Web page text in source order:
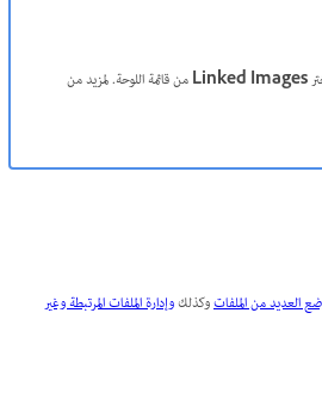
Linked Imagesمن قائمة اللوحة. لمزيد من
العديد من الملفاتوكذلكوإدارة الملفات المرتبطة وغير